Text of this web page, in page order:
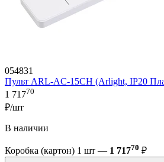
054831
Пульт ARL-AC-15CH (Arlight, IP20
1 71770
₽/шт
В наличии
Коробка (картон) 1 шт — 1 71770 ₽